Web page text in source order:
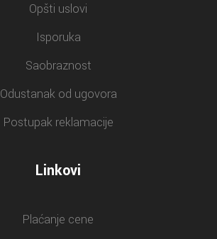
Opšti uslovi
Isporuka
Saobraznost
Odustanak od ugovora
Postupak reklamacije
Linkovi
Plaćanje cene